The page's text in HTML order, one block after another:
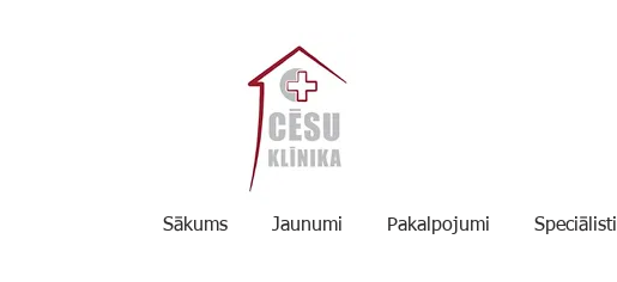
Sākums Jaunumi Pakalpojumi Speciālisti